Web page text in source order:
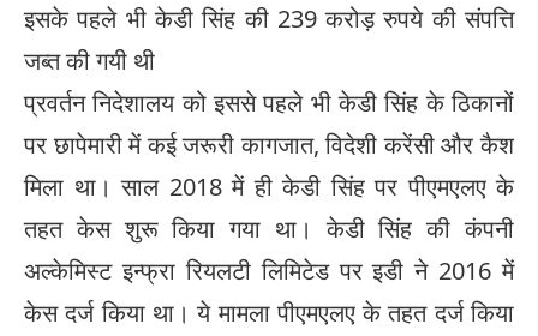
इसके पहले भी केडी सिंह की 239 करोड़ रुपये की संपत्ति
जब्त की गयी थी
प्रवर्तन निदेशालय को इससे पहले भी केडी सिंह के ठिकानों
पर छापेमारी में कई जरूरी कागजात, विदेशी करेंसी और कैश
मिला था। साल 2018 में ही केडी सिंह पर पीएमएलए के
तहत केस शुरू किया गया था। केडी सिंह की कंपनी
अल्केमिस्ट इन्फ्रा रियलटी लिमिटेड पर इडी ने 2016 में
केस दर्ज किया था। ये मामला पीएमएलए के तहत दर्ज किया